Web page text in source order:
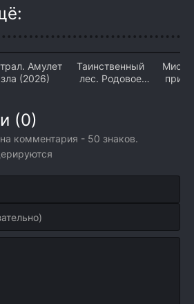
Амулет
зла (2026)
Таинственный
лес. Родовое
Мисс
(0)
комментария - 50 знаков.